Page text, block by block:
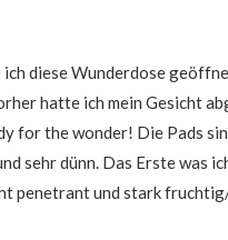
ich diese Wunderdose
hatte ich mein Gesicht
for the wonder! Die Pads
sehr dünn. Das Erste was
penetrant und stark